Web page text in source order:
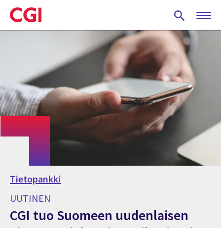
Skip
to
main
Tietopankki
UUTINEN
CGI tuo Suomeen uudenlaisen